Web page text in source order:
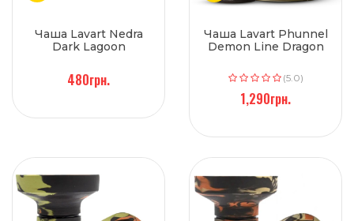
Чаша Lavart Nedra
Dark Lagoon
480грн.
Чаша Lavart Phunnel
Demon Line Dragon
(5.0)
1,290грн.